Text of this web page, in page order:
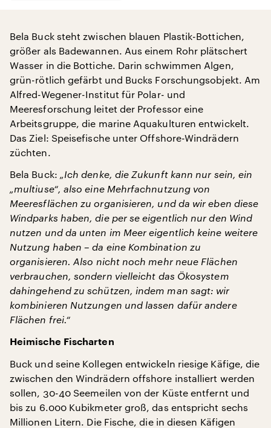
Bela Buck steht zwischen blauen Plastik-Bottichen,
größer als Badewannen. Aus einem Rohr plätschert
Wasser in die Bottiche. Darin schwimmen Algen,
grün-rötlich gefärbt und Bucks Forschungsobjekt. Am
Alfred-Wegener-Institut für Polar- und
Meeresforschung leitet der Professor eine
Arbeitsgruppe, die marine Aquakulturen entwickelt.
Das Ziel: Speisefische unter Offshore-Windrädern
züchten.
Bela Buck: „Ich denke, die Zukunft kann nur sein, ein
„multiuse“, also eine Mehrfachnutzung von
Meeresflächen zu organisieren, und da wir eben diese
Windparks haben, die per se eigentlich nur den Wind
nutzen und da unten im Meer eigentlich keine weitere
Nutzung haben – da eine Kombination zu
organisieren. Also nicht noch mehr neue Flächen
verbrauchen, sondern vielleicht das Ökosystem
dahingehend zu schützen, indem man sagt: wir
kombinieren Nutzungen und lassen dafür andere
Flächen frei.“
Heimische Fischarten
Buck und seine Kollegen entwickeln riesige Käfige, die
zwischen den Windrädern offshore installiert werden
sollen, 30-40 Seemeilen von der Küste entfernt und
bis zu 6.000 Kubikmeter groß, das entspricht sechs
Millionen Litern. Die Fische, die in diesen Käfigen